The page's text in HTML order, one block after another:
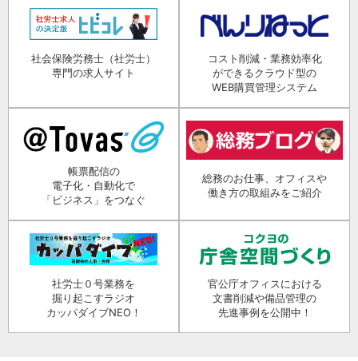
社会保険労務士（社労士）
専門の求人サイト
コスト削減・業務効率化
ができるクラウド型の
WEB購買管理システム
帳票配信の
電子化・自動化で
「ビジネス」をつなぐ
総務のお仕事、オフィスや
働き方の取組みをご紹介
社労士０号業務を
掘り起こすラジオ
カッパダイブNEO！
官公庁オフィスにおける
文書削減や備品管理の
先進事例を公開中！